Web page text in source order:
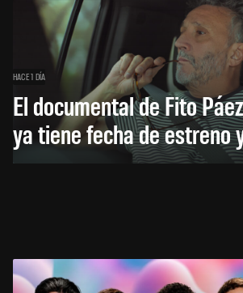
HACE 1 DÍA
El documental de Fito
ya tiene fecha de estreno